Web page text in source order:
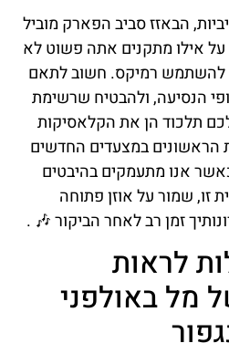
הבאזז סביב הפארק מוביל
על אילו מתקנים אתה פשוט לא
להשתמש רמיקס. חשוב לתאם
הנסיעה, ולהבטיח שרשימת
תלכוד הן את הקלאסיקות
הראשונים במצעדים החדשים
אנו מתעמקים בהיבטים
זו, שמור על אוזן פתוחה
זמן רב לאחר הביקור 🎶 .
לראות
מל באולפני